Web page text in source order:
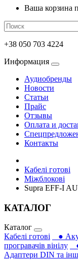
Ваша корзина
+38 050 703 4224
Информация
Аудиобренды
Новости
Статьи
Прайс
Отзывы
Оплата и
Контакты
Кабелі готові
Міжблокові
Supra EFF-I
КАТАЛОГ
Каталог
Кабелі готові
●
програвачів вінілу
Адаптери DIN та